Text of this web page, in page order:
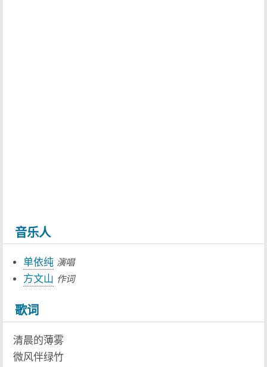
音乐人
单依纯 演唱
方文山 作词
歌词
清晨的薄雾
微风伴绿竹